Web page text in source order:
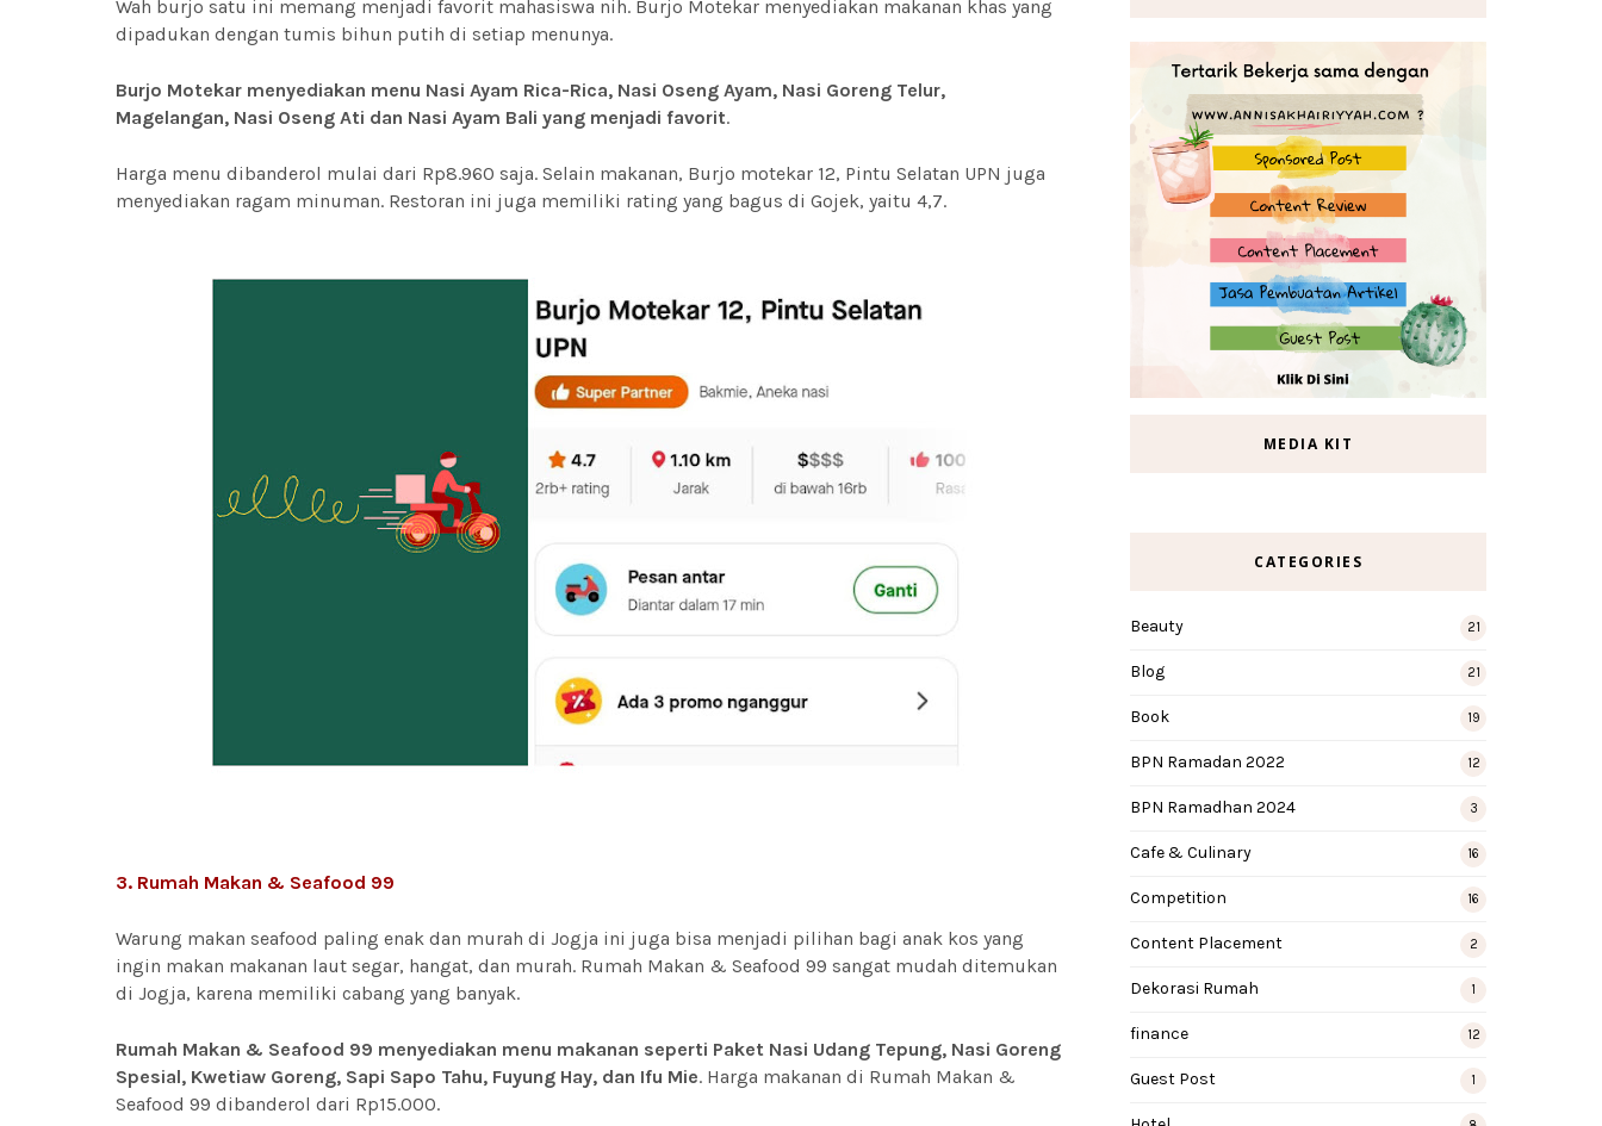
Wah burjo satu ini memang menjadi favorit mahasiswa nih. Burjo Motekar menyediakan makanan khas yang
dipadukan dengan tumis bihun putih di setiap menunya.
Burjo Motekar menyediakan menu Nasi Ayam Rica-Rica, Nasi Oseng Ayam, Nasi Goreng Telur,
Magelangan, Nasi Oseng Ati dan Nasi Ayam Bali yang menjadi favorit.
Harga menu dibanderol mulai dari Rp8.960 saja. Selain makanan, Burjo motekar 12, Pintu Selatan UPN juga
menyediakan ragam minuman. Restoran ini juga memiliki rating yang bagus di Gojek, yaitu 4,7.
3. Rumah Makan & Seafood 99
Warung makan seafood paling enak dan murah di Jogja ini juga bisa menjadi pilihan bagi anak kos yang
ingin makan makanan laut segar, hangat, dan murah. Rumah Makan & Seafood 99 sangat mudah ditemukan
di Jogja, karena memiliki cabang yang banyak.
Rumah Makan & Seafood 99 menyediakan menu makanan seperti Paket Nasi Udang Tepung, Nasi Goreng
Spesial, Kwetiaw Goreng, Sapi Sapo Tahu, Fuyung Hay, dan Ifu Mie. Harga makanan di Rumah Makan &
Seafood 99 dibanderol dari Rp15.000.
MEDIA KIT
CATEGORIES
Beauty 21
Blog 21
Book 19
BPN Ramadan 2022 12
BPN Ramadhan 2024 3
Cafe & Culinary 16
Competition 16
Content Placement 2
Dekorasi Rumah 1
finance 12
Guest Post 1